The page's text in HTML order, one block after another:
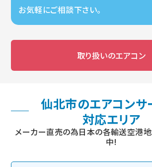
お気軽にご相談下さい。
取り扱いのエアコン
仙北市のエアコンサ
対応エリア
メーカー直売の為日本の各輸送空港
中!